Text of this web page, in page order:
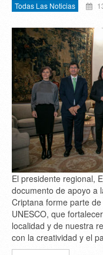
Todas Las Noticias
El presidente regional,
documento de apoyo a
Criptana forme parte
UNESCO, que
localidad y de nuestra
con la creatividad y el